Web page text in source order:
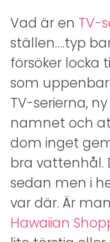
Vad är en TV-
ställen….typ
försöker locka
som
TV-serierna,
namnet och
dom inget
bra vattenhål.
sedan men i
var där. Är
Hawaiian